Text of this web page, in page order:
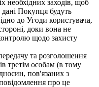
необхідних заходів, щоб
Покупця будуть
до Угоди користувача,
доки вона не
щодо захисту
та розголошення
третім особам (в тому
пов'язаних з
про це